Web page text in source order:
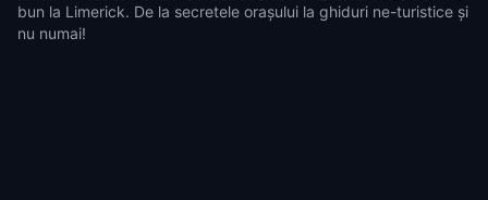
bun la Limerick. De la secretele orașului la ghiduri ne-turistice și
nu numai!